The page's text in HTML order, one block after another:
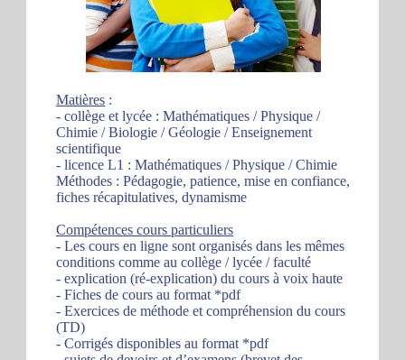
Matières :
- collège et lycée : Mathématiques / Physique /
Chimie / Biologie / Géologie / Enseignement
scientifique
- licence L1 : Mathématiques / Physique / Chimie
Méthodes : Pédagogie, patience, mise en confiance,
fiches récapitulatives, dynamisme
Compétences cours particuliers
- Les cours en ligne sont organisés dans les mêmes
conditions comme au collège / lycée / faculté
- explication (ré-explication) du cours à voix haute
- Fiches de cours au format *pdf
- Exercices de méthode et compréhension du cours
(TD)
- Corrigés disponibles au format *pdf